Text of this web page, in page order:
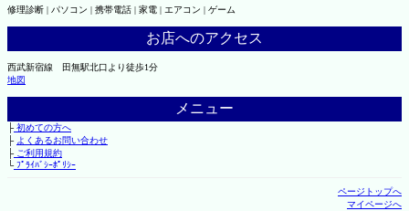
修理診断 | パソコン | 携帯電話 | 家電 | エアコン | ゲーム
お店へのアクセス
西武新宿線 田無駅北口より徒歩1分
地図
メニュー
├初めての方へ
├ よくあるお問い合わせ
├ご利用規約
└ﾌﾟﾗｲﾊﾞｼｰﾎﾟﾘｼｰ
ページトップへ
マイページへ